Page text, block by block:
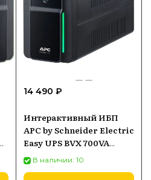
14 490 ₽
Интерактивный ИБП
APC by Schneider Electric
Easy UPS BVX 700VA
(BVX700LI-GR) черный
В наличии: 10